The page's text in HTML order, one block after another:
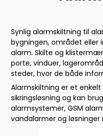
Synlig alarmskiltning til
bygningen, området eller
alarm. Skilte og
porte, vinduer,
steder, hvor de både
Alarmskiltning er et
sikringsløsning og kan
alarmsystemer, GSM
vandalarmer og løsninger